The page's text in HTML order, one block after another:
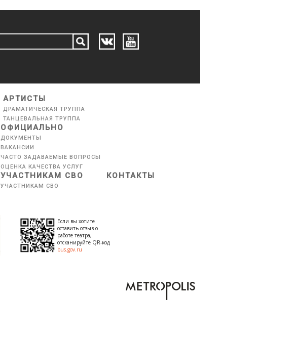
АРТИСТЫ
ДРАМАТИЧЕСКАЯ ТРУППА
ТАНЦЕВАЛЬНАЯ ТРУППА
ОФИЦИАЛЬНО
ДОКУМЕНТЫ
ВАКАНСИИ
ЧАСТО ЗАДАВАЕМЫЕ ВОПРОСЫ
ОЦЕНКА КАЧЕСТВА УСЛУГ
УЧАСТНИКАМ СВО
УЧАСТНИКАМ СВО
КОНТАКТЫ
Если вы хотите
оставить отзыв о
работе театра,
отсканируйте QR-код
bus.gov.ru